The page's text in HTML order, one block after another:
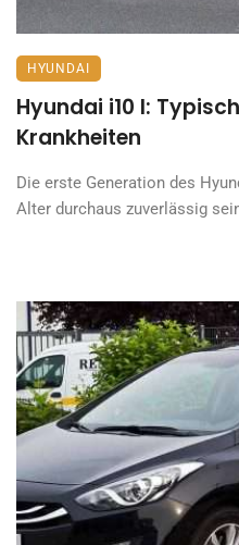
HYUNDAI
Hyundai i10 I:
Krankheiten
Die erste Generation des
Alter durchaus zuverlässig